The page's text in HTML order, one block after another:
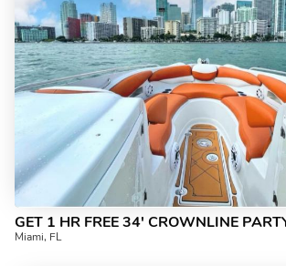
GET 1 HR FREE 34' CROWNLINE
Miami, FL